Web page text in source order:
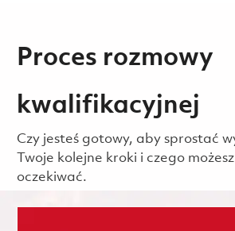
Proces rozmowy
kwalifikacyjnej
Czy jesteś gotowy, aby sprostać
Twoje kolejne kroki i czego
oczekiwać.